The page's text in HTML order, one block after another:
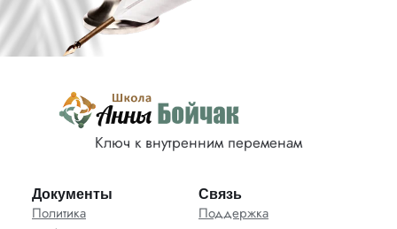
Ключ к внутренним переменам
Документы
Политика
Связь
Поддержка